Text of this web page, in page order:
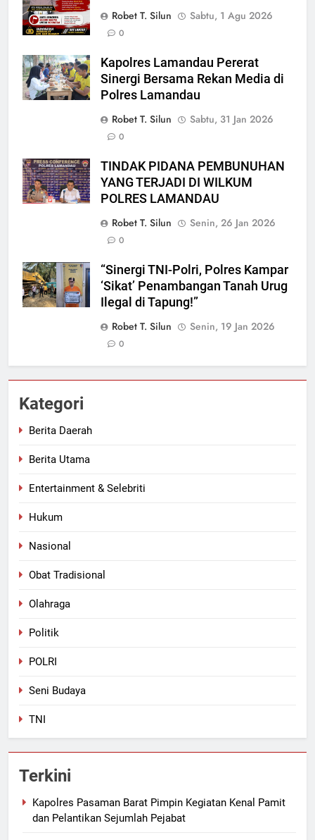
Robet T. Silun
Sabtu, 1 Agu 2026
0
Kapolres Lamandau Pererat
Sinergi Bersama Rekan Media di
Polres Lamandau
Robet T. Silun
Sabtu, 31 Jan 2026
0
TINDAK PIDANA PEMBUNUHAN
YANG TERJADI DI WILKUM
POLRES LAMANDAU
Robet T. Silun
Senin, 26 Jan 2026
0
“Sinergi TNI-Polri, Polres Kampar
‘Sikat’ Penambangan Tanah Urug
Ilegal di Tapung!”
Robet T. Silun
Senin, 19 Jan 2026
0
Kategori
Berita Daerah
Berita Utama
Entertainment & Selebriti
Hukum
Nasional
Obat Tradisional
Olahraga
Politik
POLRI
Seni Budaya
TNI
Terkini
Kapolres Pasaman Barat Pimpin Kegiatan Kenal Pamit
dan Pelantikan Sejumlah Pejabat